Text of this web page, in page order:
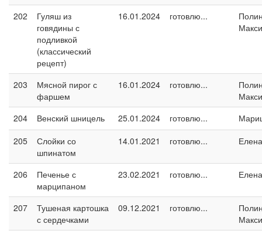
202
Гуляш из
говядины с
подливкой
(классический
рецепт)
16.01.2024 готовлю...
203
Мясной пирог с
фаршем
16.01.2024 готовлю...
204
Венский шницель 25.01.2024 готовлю...
205
Слойки со
шпинатом
14.01.2021 готовлю...
206
Печенье с
марципаном
23.02.2021 готовлю...
207
Тушеная картошка
с сердечками
09.12.2021 готовлю...